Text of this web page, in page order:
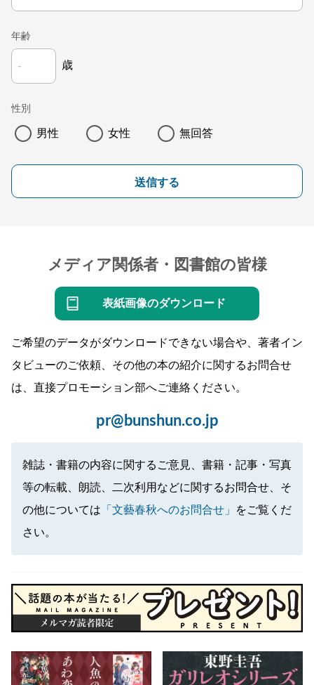
年齢
歳
性別
男性 女性 無回答
送信する
メディア関係者・図書館の皆様
表紙画像のダウンロード
ご希望のデータがダウンロードできない場合や、著者イン
タビューのご依頼、その他の本の紹介に関するお問合せ
は、直接プロモーション部へご連絡ください。
pr@bunshun.co.jp
雑誌・書籍の内容に関するご意見、書籍・記事・写真
等の転載、朗読、二次利用などに関するお問合せ、そ
の他については 「文藝春秋へのお問合せ」
をご覧くだ
さい。